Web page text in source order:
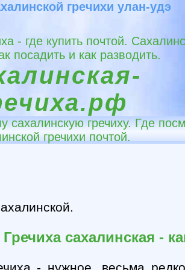
гречихи улан-удэ
- где купить почтой.
посадить и как разводить.
гречиху. Где
гречихи почтой.
Гречиха сахалинская -
- нужное, весьма